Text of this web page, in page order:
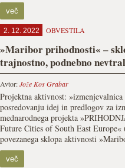
več
2. 12. 2022 OBVESTILA
»Maribor prihodnosti« –
trajnostno, podnebno
Avtor:Jože Kos Grabar
Projektna aktivnost:
posredovanju idej in predlogov za
mednarodnega projekta
Future Cities of South East
povezanega sklopa aktivnosti
več